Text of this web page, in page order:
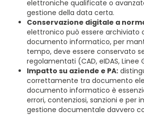
elettroniche qualificate o
gestione della data certa.
Conservazione digitale a
elettronico può essere archiviato
documento informatico, per
tempo, deve essere conservato
regolamentati (CAD, eIDAS, Linee
Impatto su aziende e PA:
correttamente tra documento
documento informatico è
errori, contenziosi, sanzioni e per
gestione documentale davvero